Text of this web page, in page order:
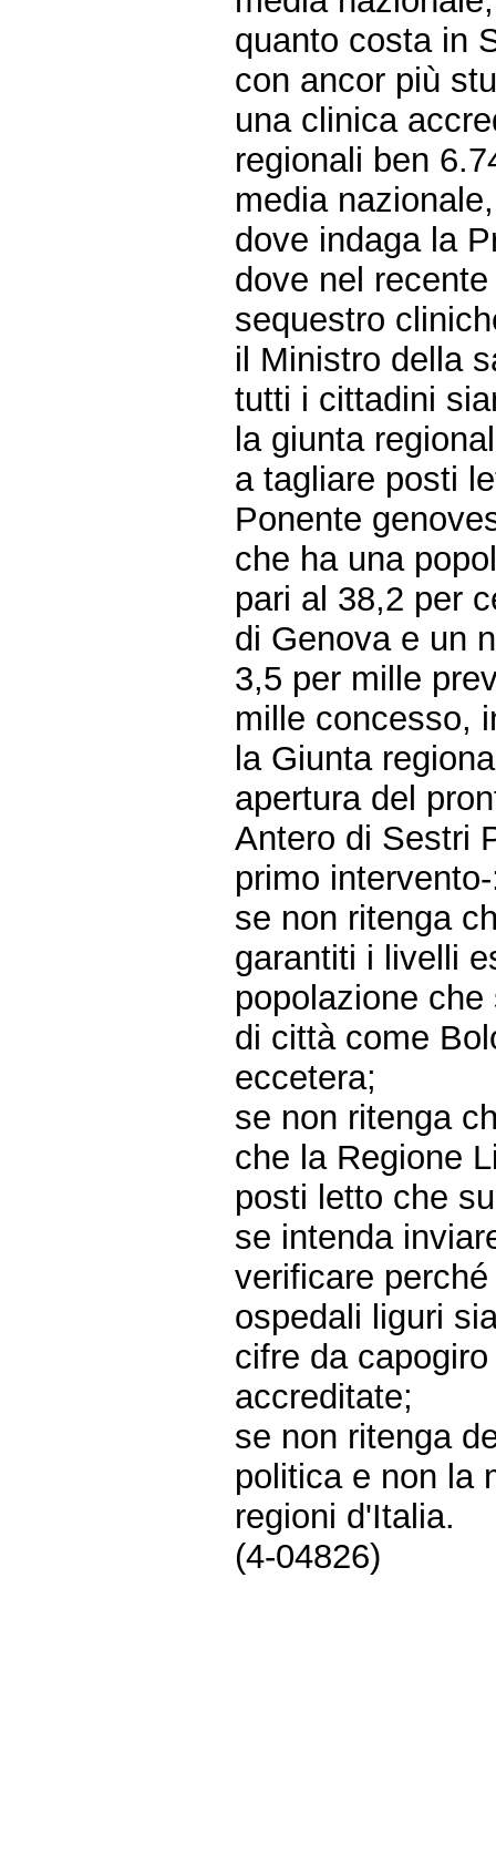
quanto costa in
con ancor più
una clinica
regionali ben
media
dove indaga la
dove nel
sequestro
il Ministro della
tutti i cittadini
la giunta
a tagliare posti
Ponente
che ha una
pari al 38,2 per
di Genova e un
3,5 per mille
mille concesso,
la Giunta
apertura del
Antero di Sestri
primo
se non ritenga
garantiti i livelli
popolazione
di città come
eccetera;
se non ritenga
che la Regione
posti letto che
se intenda
verificare
ospedali liguri
cifre da
accreditate;
se non ritenga
politica e non la
regioni d'Italia.
(4-04826)